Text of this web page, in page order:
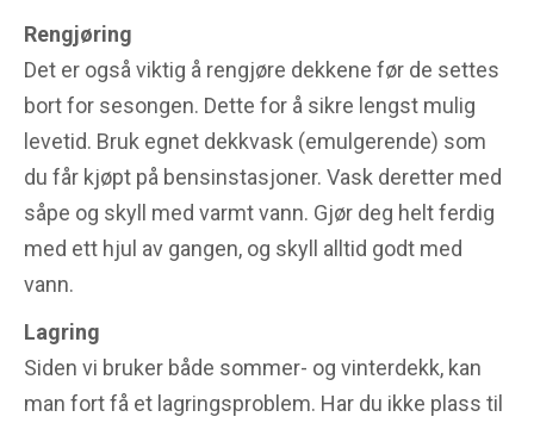
Rengjøring
Det er også viktig å rengjøre dekkene før de settes
bort for sesongen. Dette for å sikre lengst mulig
levetid. Bruk egnet dekkvask (emulgerende) som
du får kjøpt på bensinstasjoner. Vask deretter med
såpe og skyll med varmt vann. Gjør deg helt ferdig
med ett hjul av gangen, og skyll alltid godt med
vann.
Lagring
Siden vi bruker både sommer- og vinterdekk, kan
man fort få et lagringsproblem. Har du ikke plass til